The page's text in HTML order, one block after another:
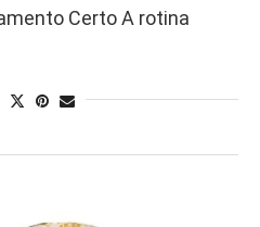
Certo A rotina